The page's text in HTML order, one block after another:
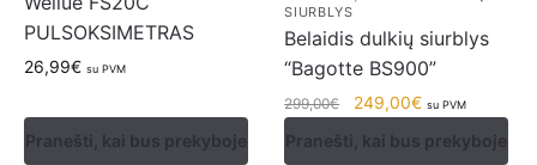
PULSOKSIMETRAS
26,99€ su PVM
Pranešti, kai bus prekyboje
SIURBLYS
Belaidis dulkių siurblys
“Bagotte BS900”
299,00€ 249,00€ su PVM
Pranešti, kai bus prekyboje